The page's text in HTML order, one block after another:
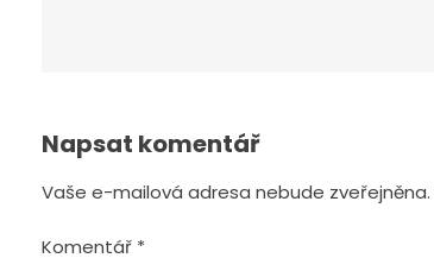
Napsat komentář
Vaše e-mailová adresa nebude zveřejněna.
Komentář *